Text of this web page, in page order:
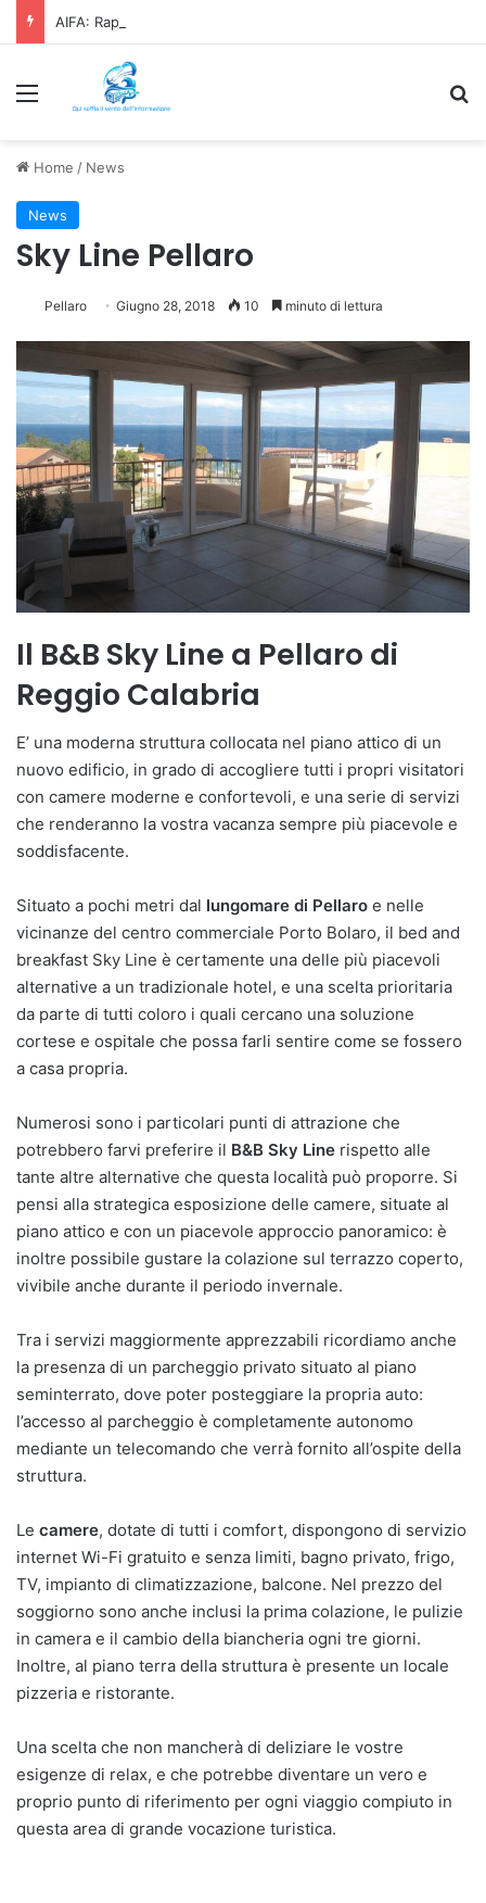
AIFA: Rapporto OsMed 2025 sull’uso dei farmaci in Italia
Home / News
News
Sky Line Pellaro
Pellaro Giugno 28, 2018 10 minuto di lettura
Il B&B Sky Line a Pellaro di
Reggio Calabria
E’ una moderna struttura collocata nel piano attico di un
nuovo edificio, in grado di accogliere tutti i propri visitatori
con camere moderne e confortevoli, e una serie di servizi
che renderanno la vostra vacanza sempre più piacevole e
soddisfacente.
Situato a pochi metri dal lungomare di Pellaro e nelle
vicinanze del centro commerciale Porto Bolaro, il bed and
breakfast Sky Line è certamente una delle più piacevoli
alternative a un tradizionale hotel, e una scelta prioritaria
da parte di tutti coloro i quali cercano una soluzione
cortese e ospitale che possa farli sentire come se fossero
a casa propria.
Numerosi sono i particolari punti di attrazione che
potrebbero farvi preferire il B&B Sky Line rispetto alle
tante altre alternative che questa località può proporre. Si
pensi alla strategica esposizione delle camere, situate al
piano attico e con un piacevole approccio panoramico: è
inoltre possibile gustare la colazione sul terrazzo coperto,
vivibile anche durante il periodo invernale.
Tra i servizi maggiormente apprezzabili ricordiamo anche
la presenza di un parcheggio privato situato al piano
seminterrato, dove poter posteggiare la propria auto:
l’accesso al parcheggio è completamente autonomo
mediante un telecomando che verrà fornito all’ospite della
struttura.
Le camere, dotate di tutti i comfort, dispongono di servizio
internet Wi-Fi gratuito e senza limiti, bagno privato, frigo,
TV, impianto di climatizzazione, balcone. Nel prezzo del
soggiorno sono anche inclusi la prima colazione, le pulizie
in camera e il cambio della biancheria ogni tre giorni.
Inoltre, al piano terra della struttura è presente un locale
pizzeria e ristorante.
Una scelta che non mancherà di deliziare le vostre
esigenze di relax, e che potrebbe diventare un vero e
proprio punto di riferimento per ogni viaggio compiuto in
questa area di grande vocazione turistica.